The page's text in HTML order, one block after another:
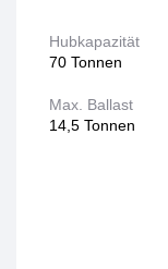
Hubkapazität
70 Tonnen
Max. Ballast
14,5 Tonnen